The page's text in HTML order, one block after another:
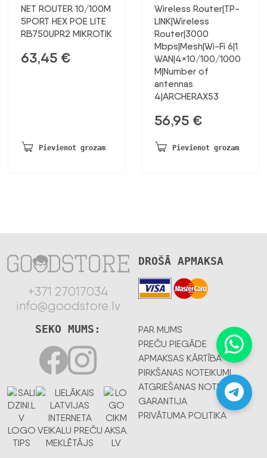
NET ROUTER 10/100M
5PORT HEX POE LITE
RB750UPR2 MIKROTIK
63,45 €
Pievienot grozam
Wireless Router|TP-
LINK|Wireless
Router|3000
Mbps|Mesh|Wi-Fi 6|1
WAN|4×10/100/1000
M|Number of
antennas
4|ARCHERAX53
56,95 €
Pievienot grozam
+371 27017034
info@goodstore.lv
DROŠĀ APMAKSA
PAR MUMS
PREČU PIEGĀDE
APMAKSAS KĀRTĪBA
PIRKŠANAS NOTEIKUMI
ATGRIEŠANAS NOTEIKUMI
GARANTIJA
PRIVĀTUMA POLITIKA
SEKO MUMS: